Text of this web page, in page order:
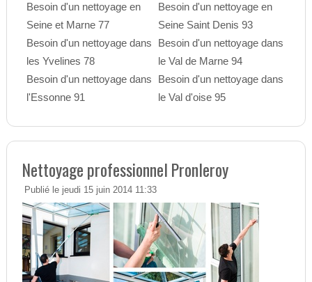
Besoin d'un nettoyage en
Seine et Marne 77
Besoin d'un nettoyage dans
les Yvelines 78
Besoin d'un nettoyage dans
l'Essonne 91
Besoin d'un nettoyage en
Seine Saint Denis 93
Besoin d'un nettoyage dans
le Val de Marne 94
Besoin d'un nettoyage dans
le Val d'oise 95
Nettoyage professionnel Pronleroy
Publié le jeudi 15 juin 2014 11:33